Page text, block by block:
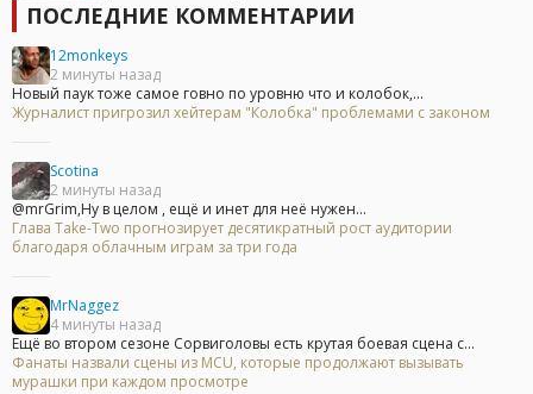
ПОСЛЕДНИЕ КОММЕНТАРИИ
12monkeys
2 минуты назад
Новый паук тоже самое говно по уровню что и колобок,...
Журналист пригрозил хейтерам "Колобка" проблемами с законом
Scotina
2 минуты назад
@mrGrim,Ну в целом , ещё и инет для неё нужен...
Глава Take-Two прогнозирует десятикратный рост аудитории
благодаря облачным играм за три года
MrNaggez
4 минуты назад
Ещё во втором сезоне Сорвиголовы есть крутая боевая сцена с...
Фанаты назвали сцены из MCU, которые продолжают вызывать
мурашки при каждом просмотре